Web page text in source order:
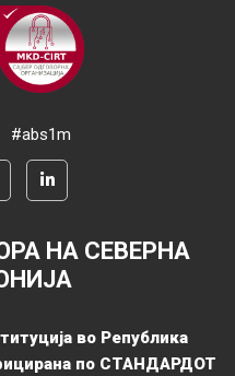
#abs1m
НА СЕВЕРНА
во Република
по СТАНДАРДОТ